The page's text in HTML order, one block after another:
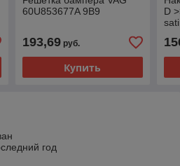
60U853677A 9B9
193,69руб.
Купить
D
год